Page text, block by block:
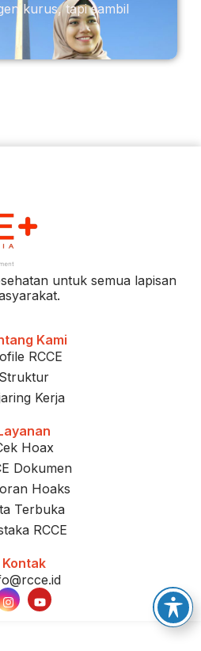
kurus, tapi sambil
untuk semua lapisan
Kami
RCCE
Struktur
Kerja
Hoax
Dokumen
Hoaks
Terbuka
RCCE
Kontak